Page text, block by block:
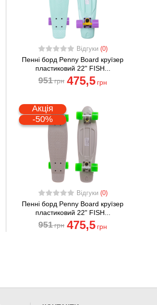
Відгуки (0)
Пенні борд Penny Board круїзер
пластиковий 22" FISH...
951грн 475,5 грн
Акція
-50%
Відгуки (0)
Пенні борд Penny Board круїзер
пластиковий 22" FISH...
951грн 475,5 грн